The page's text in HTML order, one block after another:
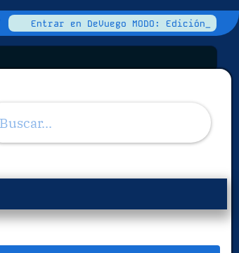
Entrar en DeVuego MODO: Edición_